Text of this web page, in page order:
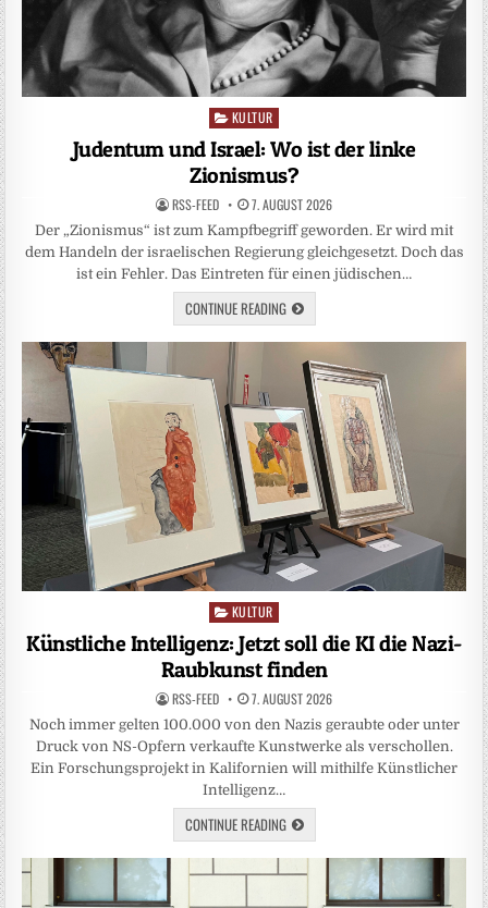
Posted
in
KULTUR
Judentum und Israel: Wo ist der linke
Zionismus?
RSS-FEED 7. AUGUST 2026
Der „Zionismus“ ist zum Kampfbegriff geworden. Er wird mit
dem Handeln der israelischen Regierung gleichgesetzt. Doch das
ist ein Fehler. Das Eintreten für einen jüdischen…
CONTINUE READING
Posted
KULTUR
Künstliche Intelligenz: Jetzt soll die KI die Nazi-
Raubkunst finden
RSS-FEED 7. AUGUST 2026
Noch immer gelten 100.000 von den Nazis geraubte oder unter
Druck von NS-Opfern verkaufte Kunstwerke als verschollen.
Ein Forschungsprojekt in Kalifornien will mithilfe Künstlicher
Intelligenz…
CONTINUE READING